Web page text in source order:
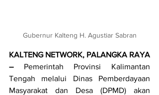
Gubernur Kalteng H. Agustiar Sabran
KALTENG NETWORK, PALANGKA RAYA
– Pemerintah Provinsi Kalimantan
Tengah melalui Dinas Pemberdayaan
Masyarakat dan Desa (DPMD) akan